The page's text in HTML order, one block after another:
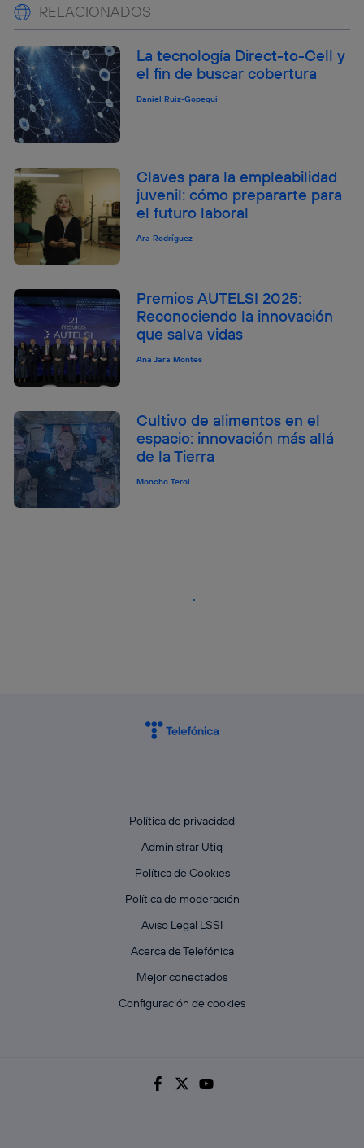
RELACIONADOS
La tecnología Direct-to-Cell y
el fin de buscar cobertura
Daniel Ruiz-Gopegui
Claves para la empleabilidad
juvenil: cómo prepararte para
el futuro laboral
Ara Rodríguez
Premios AUTELSI 2025:
Reconociendo la innovación
que salva vidas
Ana Jara Montes
Cultivo de alimentos en el
espacio: innovación más allá
de la Tierra
Moncho Terol
Política de privacidad
Administrar Utiq
Política de Cookies
Política de moderación
Aviso Legal LSSI
Acerca de Telefónica
Mejor conectados
Configuración de cookies